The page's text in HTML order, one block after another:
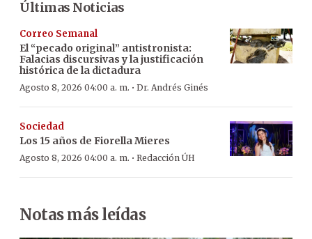
Últimas Noticias
Correo Semanal
El “pecado original” antistronista:
Falacias discursivas y la justificación
histórica de la dictadura
Agosto 8, 2026 04:00 a. m. · Dr. Andrés Ginés
Sociedad
Los 15 años de Fiorella Mieres
Agosto 8, 2026 04:00 a. m. · Redacción ÚH
Notas más leídas